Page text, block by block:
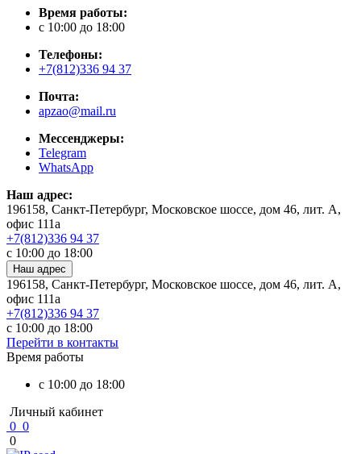
Время работы:
c 10:00 до 18:00
Телефоны:
+7(812)336 94 37
Почта:
apzao@mail.ru
Мессенджеры:
Telegram
WhatsApp
Наш адрес:
196158, Санкт-Петербург, Московское шоссе, дом 46, лит. А,
офис 111а
+7(812)336 94 37
c 10:00 до 18:00
Наш адрес
196158, Санкт-Петербург, Московское шоссе, дом 46, лит. А,
офис 111а
+7(812)336 94 37
c 10:00 до 18:00
Перейти в контакты
Время работы
c 10:00 до 18:00
Личный кабинет
0 0
0